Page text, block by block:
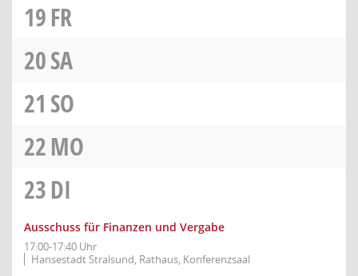
19FR
20SA
21 SO
22MO
23DI
Ausschuss für Finanzen und Vergabe
17:00-17:40 Uhr
Hansestadt Stralsund, Rathaus, Konferenzsaal